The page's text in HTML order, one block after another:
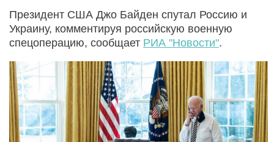
Президент США Джо Байден спутал Россию и
Украину, комментируя российскую военную
спецоперацию, сообщает РИА "Новости".